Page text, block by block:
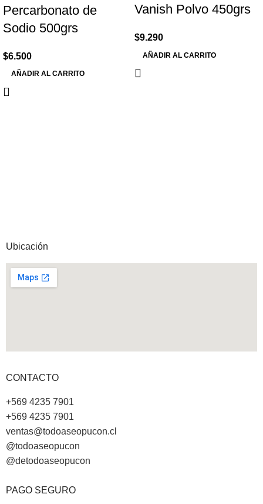
Percarbonato de
Sodio 500grs
$6.500
AÑADIR AL CARRITO
Vanish Polvo 450grs
$9.290
AÑADIR AL CARRITO
Ubicación
CONTACTO
+569 4235 7901
+569 4235 7901
ventas@todoaseopucon.cl
@todoaseopucon
@detodoaseopucon
PAGO SEGURO